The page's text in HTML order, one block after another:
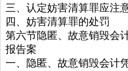
三、认定妨害清算罪应注
四、妨害清算罪的处罚
第六节隐匿、故意销毁会
报告案
一、隐匿、故意销毁会计